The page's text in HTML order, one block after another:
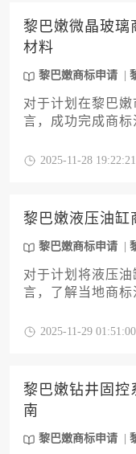
确保品牌资产在海
现投入产出比最优
黎巴嫩微晶玻璃
材料
黎巴嫩商标申请
对于计划在黎巴
言，成功完成商
程，核心聚焦于
类策略等十二个核
详尽、专业且可操
黎巴嫩市场获得坚
2025-11-28 19:22:21
黎巴嫩液压油缸
黎巴嫩商标申请
对于计划将液压
言，了解当地商
需的全套文件清
2025-11-29 01:51:00
黎巴嫩钻井固控
南
黎巴嫩商标申请